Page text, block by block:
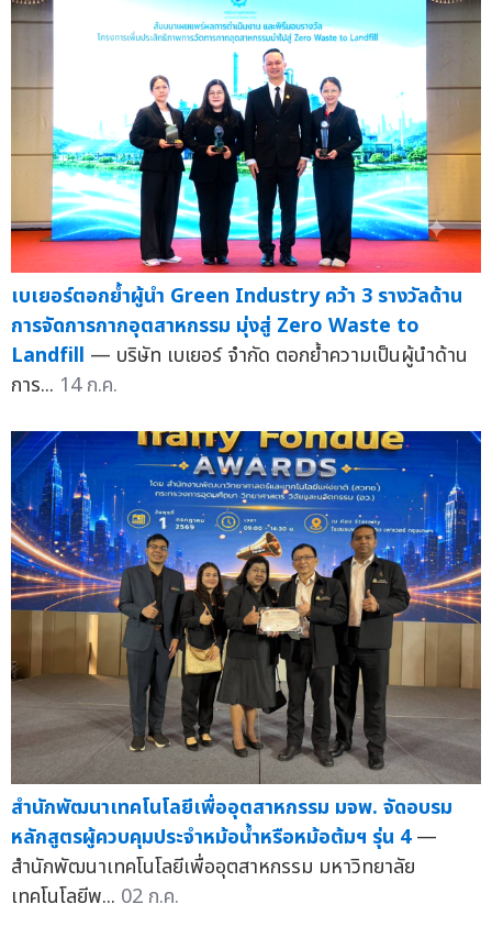
เบเยอร์ตอกย้ำผู้นำ Green Industry คว้า 3 รางวัลด้าน
การจัดการกากอุตสาหกรรม มุ่งสู่ Zero Waste to
Landfill — บริษัท เบเยอร์ จำกัด ตอกย้ำความเป็นผู้นำด้าน
การ... 14 ก.ค.
สำนักพัฒนาเทคโนโลยีเพื่ออุตสาหกรรม มจพ. จัดอบรม
หลักสูตรผู้ควบคุมประจำหม้อน้ำหรือหม้อต้มฯ รุ่น 4 —
สำนักพัฒนาเทคโนโลยีเพื่ออุตสาหกรรม มหาวิทยาลัย
เทคโนโลยีพ... 02 ก.ค.